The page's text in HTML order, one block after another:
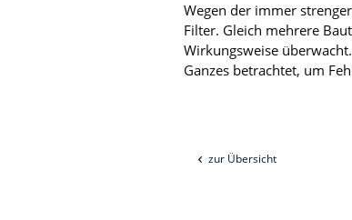
Wegen der immer
Filter. Gleich mehrere
Wirkungsweise
Ganzes betrachtet, um
zur Übersicht